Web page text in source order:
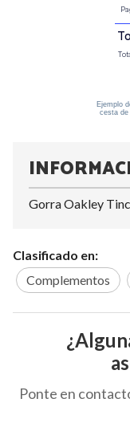
Gorra Oakley
Clasificado en:
Complementos
Ponte en